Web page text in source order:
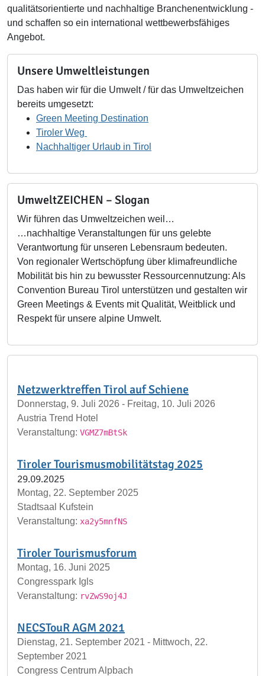
qualitätsorientierte und nachhaltige Branchenentwicklung -
und schaffen so ein international wettbewerbsfähiges
Angebot.
Unsere Umweltleistungen
Das haben wir für die Umwelt / für das Umweltzeichen
bereits umgesetzt:
Green Meeting Destination
Tiroler Weg
Nachhaltiger Urlaub in Tirol
UmweltZEICHEN – Slogan
Wir führen das Umweltzeichen weil…
…nachhaltige Veranstaltungen für uns gelebte
Verantwortung für unseren Lebensraum bedeuten.
Von regionaler Wertschöpfung über klimafreundliche
Mobilität bis hin zu bewusster Ressourcennutzung: Als
Convention Bureau Tirol unterstützen und gestalten wir
Green Meetings & Events mit Qualität, Weitblick und
Respekt für unsere alpine Umwelt.
Netzwerktreffen Tirol auf Schiene
Donnerstag, 9. Juli 2026 - Freitag, 10. Juli 2026
Austria Trend Hotel
Veranstaltung: VGMZ7mBtSk
Tiroler Tourismusmobilitätstag 2025
29.09.2025
Montag, 22. September 2025
Stadtsaal Kufstein
Veranstaltung: xa2y5mnfNS
Tiroler Tourismusforum
Montag, 16. Juni 2025
Congresspark Igls
Veranstaltung: rvZwS9oj4J
NECSTouR AGM 2021
Dienstag, 21. September 2021 - Mittwoch, 22.
September 2021
Congress Centrum Alpbach